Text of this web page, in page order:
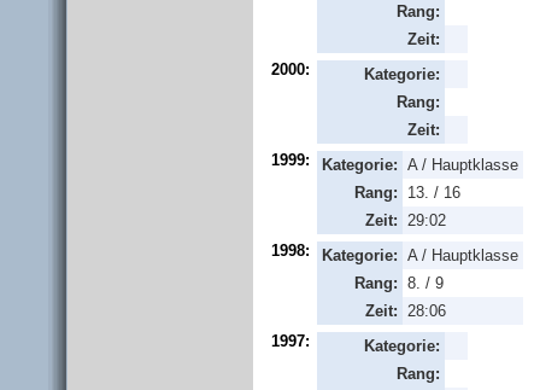
Rang:
Zeit:
2000:
Kategorie:
Rang:
Zeit:
1999:
Kategorie: A / Hauptklasse
Rang:
13. / 16
Zeit:
29:02
1998:
Kategorie: A / Hauptklasse
Rang: 8. / 9
Zeit:
28:06
1997:
Kategorie:
Rang: